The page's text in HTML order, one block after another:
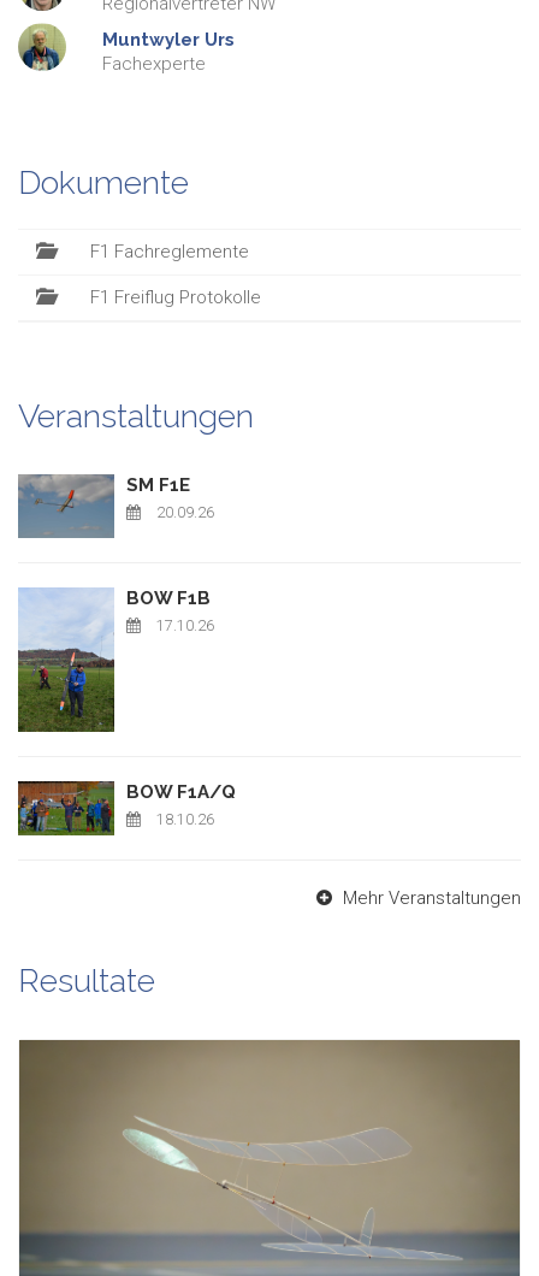
Muntwyler Urs
Fachexperte
Dokumente
F1 Fachreglemente
F1 Freiflug Protokolle
Veranstaltungen
SM F1E
20.09.26
BOW F1B
17.10.26
BOW F1A/Q
18.10.26
Mehr Veranstaltungen
Resultate